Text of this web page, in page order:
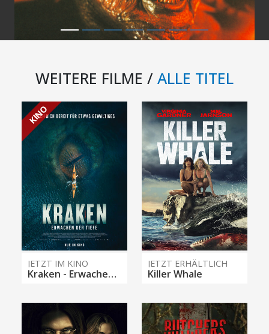
WEITERE FILME / ALLE TITEL
KINO
JETZT IM KINO
Kraken - Erwachen der Tiefe
JETZT ERHÄLTLICH
Killer Whale